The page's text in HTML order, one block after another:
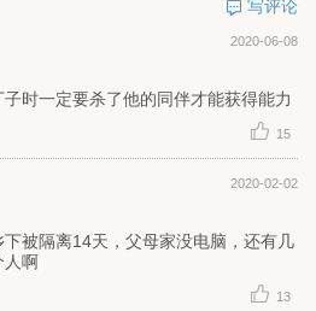
写评论
2020-06-08
时一定要杀了他的同伴才能获得能力
15
2020-02-02
被隔离14天，父母家没电脑，还有几
人啊
13